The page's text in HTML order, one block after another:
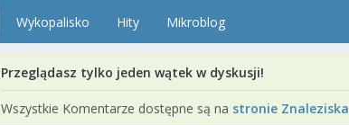
Wykopalisko Hity Mikroblog
Przeglądasz tylko jeden wątek w dyskusji!
Wszystkie Komentarze dostępne są na stronie Znaleziska